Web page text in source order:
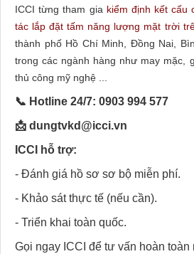
ICCI từng tham gia kiểm định kết cấu
tác lắp đặt tấm năng lượng mặt trời
thành phố Hồ Chí Minh, Đồng Nai,
trong các ngành hàng như may mặc,
thủ công mỹ nghệ ...
📞 Hotline 24/7: 0903 994 577
📩 dungtvkd@icci.vn
ICCI hỗ trợ:
- Đánh giá hồ sơ sơ bộ miễn phí.
- Khảo sát thực tế (nếu cần).
- Triển khai toàn quốc.
Gọi ngay ICCI để tư vấn hoàn toàn